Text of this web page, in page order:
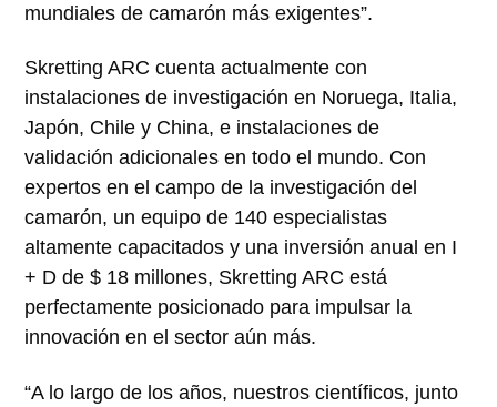
mundiales de camarón más exigentes”.
Skretting ARC cuenta actualmente con
instalaciones de investigación en Noruega, Italia,
Japón, Chile y China, e instalaciones de
validación adicionales en todo el mundo. Con
expertos en el campo de la investigación del
camarón, un equipo de 140 especialistas
altamente capacitados y una inversión anual en I
+ D de $ 18 millones, Skretting ARC está
perfectamente posicionado para impulsar la
innovación en el sector aún más.
“A lo largo de los años, nuestros científicos, junto